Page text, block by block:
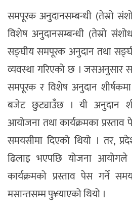
समपूरक अनुदानसम्बन्धी (तेस्रो
विशेष अनुदानसम्बन्धी (तेस्रो
सङ्घीय समपूरक अनुदान तथा
व्यवस्था गरिएको छ । जसअनुसार
समपूरक र विशेष अनुदान
बजेट छुट्याउँछ । यी अनुदान
आयोजना तथा कार्यक्रमका
समयसीमा दिएको थियो । तर,
ढिलाइ भएपछि योजना
कार्यक्रमको प्रस्ताव पेस गर्ने
मसान्तसम्म पु¥याएको थियो ।